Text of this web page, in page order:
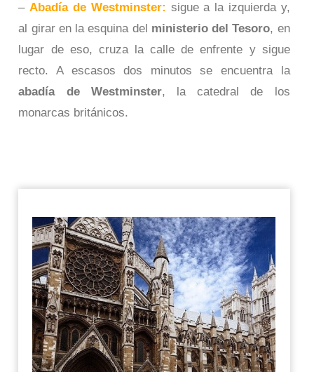
–Abadía de Westminster: sigue a la izquierda y,
al girar en la esquina del ministerio del Tesoro, en
lugar de eso, cruza la calle de enfrente y sigue
recto. A escasos dos minutos se encuentra la
abadía de Westminster, la catedral de los
monarcas británicos.